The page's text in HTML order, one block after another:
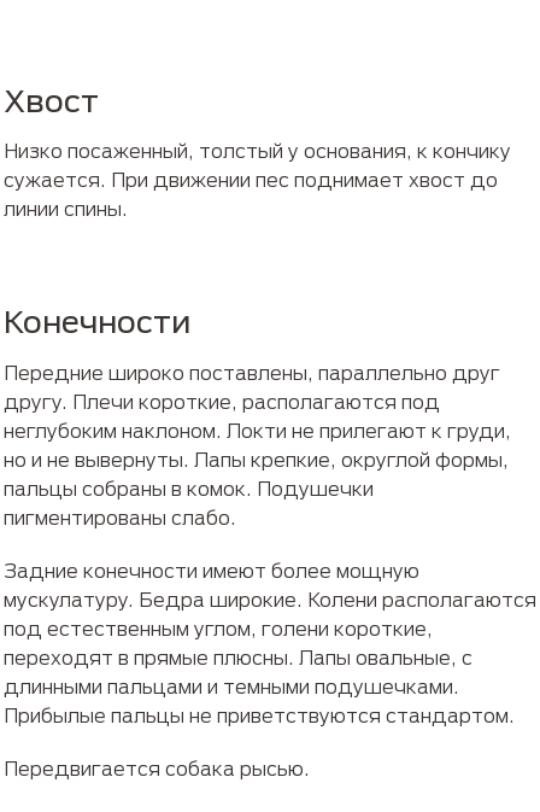
Хвост
Низко посаженный, толстый у основания, к кончику
сужается. При движении пес поднимает хвост до
линии спины.
Конечности
Передние широко поставлены, параллельно друг
другу. Плечи короткие, располагаются под
неглубоким наклоном. Локти не прилегают к груди,
но и не вывернуты. Лапы крепкие, округлой формы,
пальцы собраны в комок. Подушечки
пигментированы слабо.
Задние конечности имеют более мощную
мускулатуру. Бедра широкие. Колени располагаются
под естественным углом, голени короткие,
переходят в прямые плюсны. Лапы овальные, с
длинными пальцами и темными подушечками.
Прибылые пальцы не приветствуются стандартом.
Передвигается собака рысью.